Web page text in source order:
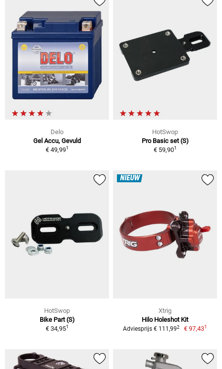
Delo
Gel Accu, Gevuld
€ 49,991
HotSwop
Pro Basic set (S)
€ 59,901
HotSwop
Bike Part (S)
€ 34,951
NIEUW
Xtrig
Hilo Holeshot Kit
Adviesprijs € 111,992 € 97,431